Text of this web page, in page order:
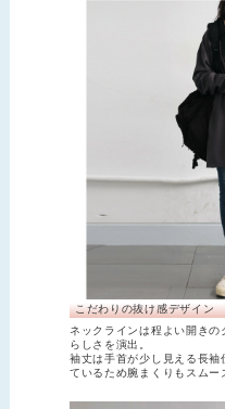
こだわりの抜け感デザイン
ネックラインは程よい開き
らしさを演出。
袖丈は手首が少し見える長袖
ているため腕まくりもスムー